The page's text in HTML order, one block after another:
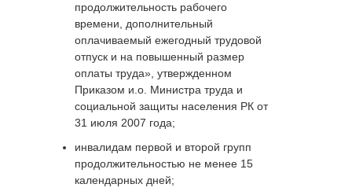
продолжительность рабочего
времени, дополнительный
оплачиваемый ежегодный трудовой
отпуск и на повышенный размер
оплаты труда», утвержденном
Приказом и.о. Министра труда и
социальной защиты населения РК от
31 июля 2007 года;
инвалидам первой и второй групп
продолжительностью не менее 15
календарных дней;